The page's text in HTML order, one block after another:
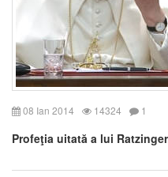
08 Ian 2014 14324 1
Profeţia uitată a lui